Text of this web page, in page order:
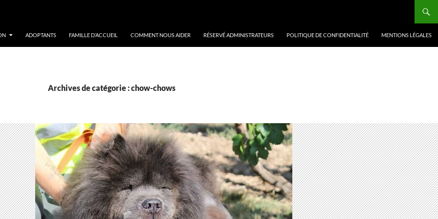
ADOPTANTS FAMILLE D’ACCUEIL COMMENT NOUS AIDER RÉSERVÉ ADMINISTRATEURS POLITIQUE DE CONFIDENTIALITÉ MENTIONS LÉGALES
Archives de catégorie : chow-chows